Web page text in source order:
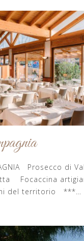
Prosecco di
Focaccina
del territorio ***…